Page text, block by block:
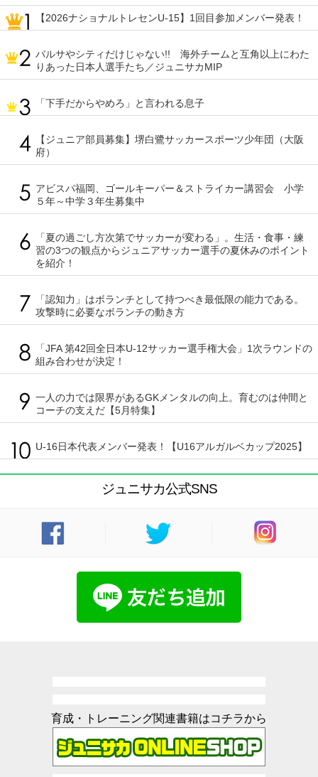
【2026ナショナルトレセンU-15】1回目参加メンバー発表！
バルサやシティだけじゃない!! 海外チームと互角以上にわた
りあった日本人選手たち／ジュニサカMIP
「下手だからやめろ」と言われる息子
【ジュニア部員募集】堺白鷺サッカースポーツ少年団（大阪
府）
アビスパ福岡、ゴールキーパー＆ストライカー講習会 小学
５年～中学３年生募集中
「夏の過ごし方次第でサッカーが変わる」。生活・食事・練
習の3つの観点からジュニアサッカー選手の夏休みのポイント
を紹介！
「認知力」はボランチとして持つべき最低限の能力である。
攻撃時に必要なボランチの動き方
「JFA 第42回全日本U-12サッカー選手権大会」1次ラウンドの
組み合わせが決定！
一人の力では限界があるGKメンタルの向上。育むのは仲間と
コーチの支えだ【5月特集】
U-16日本代表メンバー発表！【U16アルガルベカップ2025】
ジュニサカ公式SNS
育成・トレーニング関連書籍はコチラから